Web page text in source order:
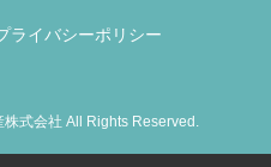
ライバシーポリシー
式会社 All Rights Reserved.